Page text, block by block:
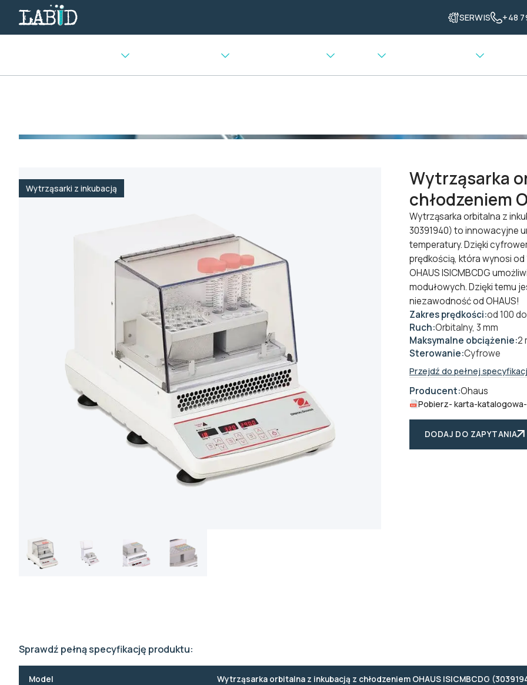
SERWIS +48
Wytrząsarki z inkubacją
Wytrząsarka
chłodzeniem
Wytrząsarka orbitalna z
30391940) to innowacyjne
temperatury. Dzięki
prędkością, która wynosi od
OHAUS ISICMBCDG
modułowych. Dzięki temu
niezawodność od OHAUS!
Zakres prędkości:od 100
Ruch:Orbitalny, 3 mm
Maksymalne obciążenie:2
Sterowanie:Cyfrowe
Przejdź do pełnej
Producent:Ohaus
Pobierz- karta-
DODAJ DO ZAPYTANIA
Sprawdź pełną specyfikację produktu:
Model Wytrząsarka orbitalna z inkubacją z chłodzeniem OHAUS ISICMBCDG